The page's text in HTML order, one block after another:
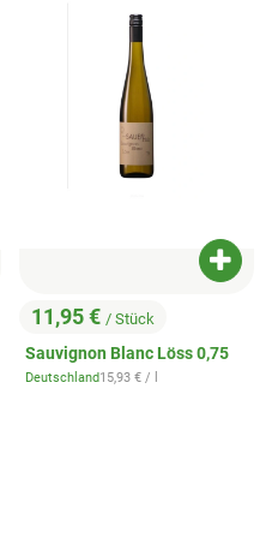
zum Warenkorb hinzufügen
, Preis:
11,95 € / Stück
Sauvignon Blanc Löss 0,75
, Herkunft:
Deutschland, Referenzpreis:
15,93 € / l